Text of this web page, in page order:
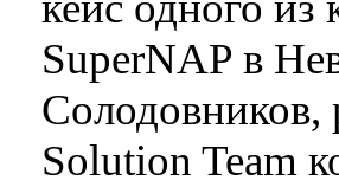
SuperNAP в
Солодовников,
Solution Team